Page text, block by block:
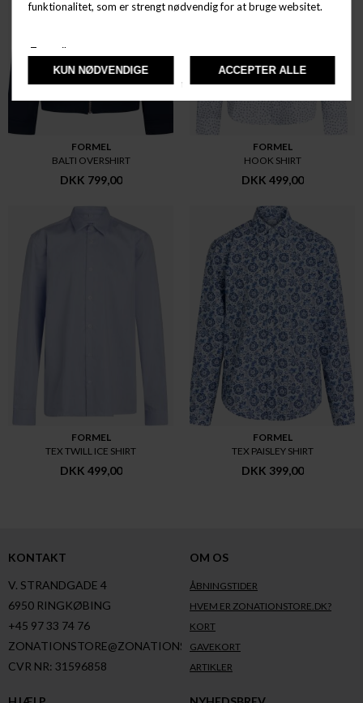
FORMEL
BALTI OVERSHIRT
DKK 799,00
FORMEL
HOOK SHIRT
DKK 499,00
FORMEL
TEX TWILL ICE SHIRT
DKK 499,00
FORMEL
TEX PAISLEY SHIRT
DKK 399,00
KONTAKT
V. STRANDGADE 4
6950 RINGKØBING
+45 97 33 74 76
ZONATIONSTORE@ZONATIONSTORE.DK
CVR NR: 31596858
OM OS
ÅBNINGSTIDER
HVEM ER ZONATIONSTORE.DK?
KORT
GAVEKORT
ARTIKLER